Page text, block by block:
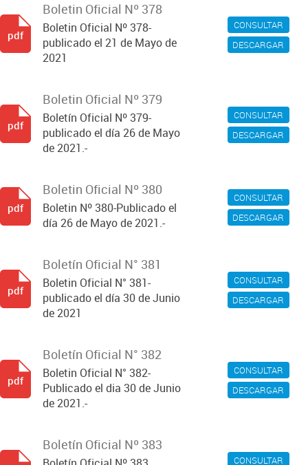
CONSULTAR
DESCARGAR
Boletin Oficial Nº 378
Boletin Oficial Nº 378-
publicado el 21 de Mayo de
2021
pdf
CONSULTAR
DESCARGAR
Boletin Oficial Nº 379
Boletín Oficial Nº 379-
publicado el día 26 de Mayo
de 2021.-
pdf
CONSULTAR
DESCARGAR
Boletin Oficial Nº 380
Boletin Nº 380-Publicado el
día 26 de Mayo de 2021.-
pdf
CONSULTAR
DESCARGAR
Boletín Oficial N° 381
Boletin Oficial N° 381-
publicado el día 30 de Junio
de 2021
pdf
CONSULTAR
DESCARGAR
Boletín Oficial N° 382
Boletin Oficial N° 382-
Publicado el dia 30 de Junio
de 2021.-
pdf
CONSULTAR
Boletín Oficial Nº 383